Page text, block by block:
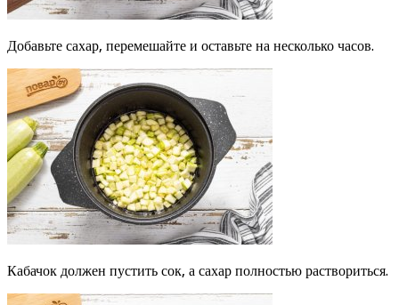
Добавьте сахар, перемешайте и оставьте на несколько часов.
Кабачок должен пустить сок, а сахар полностью раствориться.